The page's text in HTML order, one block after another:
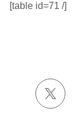
[table id=71 /]